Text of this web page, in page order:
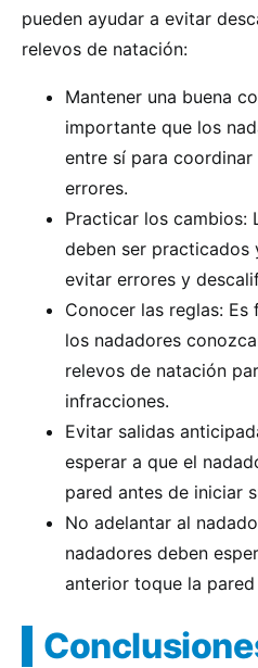
pueden ayudar a evitar
relevos de natación:
Mantener una buena
importante que los
entre sí para
errores.
Practicar los cambios:
deben ser practicados
evitar errores y
Conocer las reglas:
los nadadores
relevos de natación
infracciones.
Evitar salidas
esperar a que el
pared antes de iniciar
No adelantar al
nadadores deben
anterior toque la